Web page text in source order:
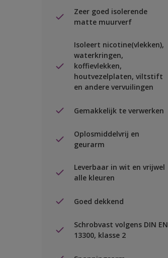
Zeer goed isolerende
matte muurverf
Isoleert nicotine(vlekken),
waterkringen,
koffievlekken,
houtvezelplaten, viltstift
en andere vervuilingen
Gemakkelijk te verwerken
Oplosmiddelvrij en
geurarm
Leverbaar in wit en vrijwel
alle kleuren
Goed dekkend
Schrobvast volgens DIN EN
13300, klasse 2